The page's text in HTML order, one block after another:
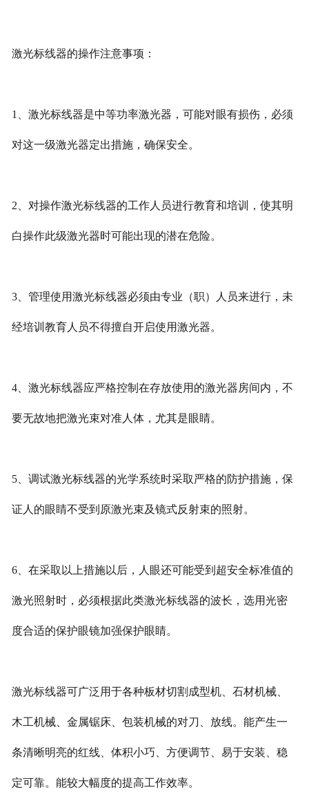
激光标线器的操作注意事项：
1、激光标线器是中等功率激光器，可能对眼有损伤，必须
对这一级激光器定出措施，确保安全。
2、对操作激光标线器的工作人员进行教育和培训，使其明
白操作此级激光器时可能出现的潜在危险。
3、管理使用激光标线器必须由专业（职）人员来进行，未
经培训教育人员不得擅自开启使用激光器。
4、激光标线器应严格控制在存放使用的激光器房间内，不
要无故地把激光束对准人体，尤其是眼睛。
5、调试激光标线器的光学系统时采取严格的防护措施，保
证人的眼睛不受到原激光束及镜式反射束的照射。
6、在采取以上措施以后，人眼还可能受到超安全标准值的
激光照射时，必须根据此类激光标线器的波长，选用光密
度合适的保护眼镜加强保护眼睛。
激光标线器可广泛用于各种板材切割成型机、石材机械、
木工机械、金属锯床、包装机械的对刀、放线。能产生一
条清晰明亮的红线、体积小巧、方便调节、易于安装、稳
定可靠。能较大幅度的提高工作效率。